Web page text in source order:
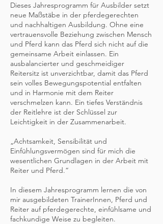
Dieses Jahresprogramm für Ausbilder setzt
neue Maßstäbe in der pferdegerechten
und nachhaltigen Ausbildung. Ohne eine
vertrauensvolle Beziehung zwischen Mensch
und Pferd kann das Pferd sich nicht auf die
gemeinsame Arbeit einlassen. Ein
ausbalancierter und geschmeidiger
Reitersitz ist unverzichtbar, damit das Pferd
sein volles Bewegungspotential entfalten
und in Harmonie mit dem Reiter
verschmelzen kann. Ein tiefes Verständnis
der Reitlehre ist der Schlüssel zur
Leichtigkeit in der Zusammenarbeit.
„Achtsamkeit, Sensibilität und
Einfühlungsvermögen sind für mich die
wesentlichen Grundlagen in der Arbeit mit
Reiter und Pferd.“
In diesem Jahresprogramm lernen die von
mir ausgebildeten TrainerInnen, Pferd und
Reiter auf pferdegerechte, einfühlsame und
fachkundige Weise zu begleiten.